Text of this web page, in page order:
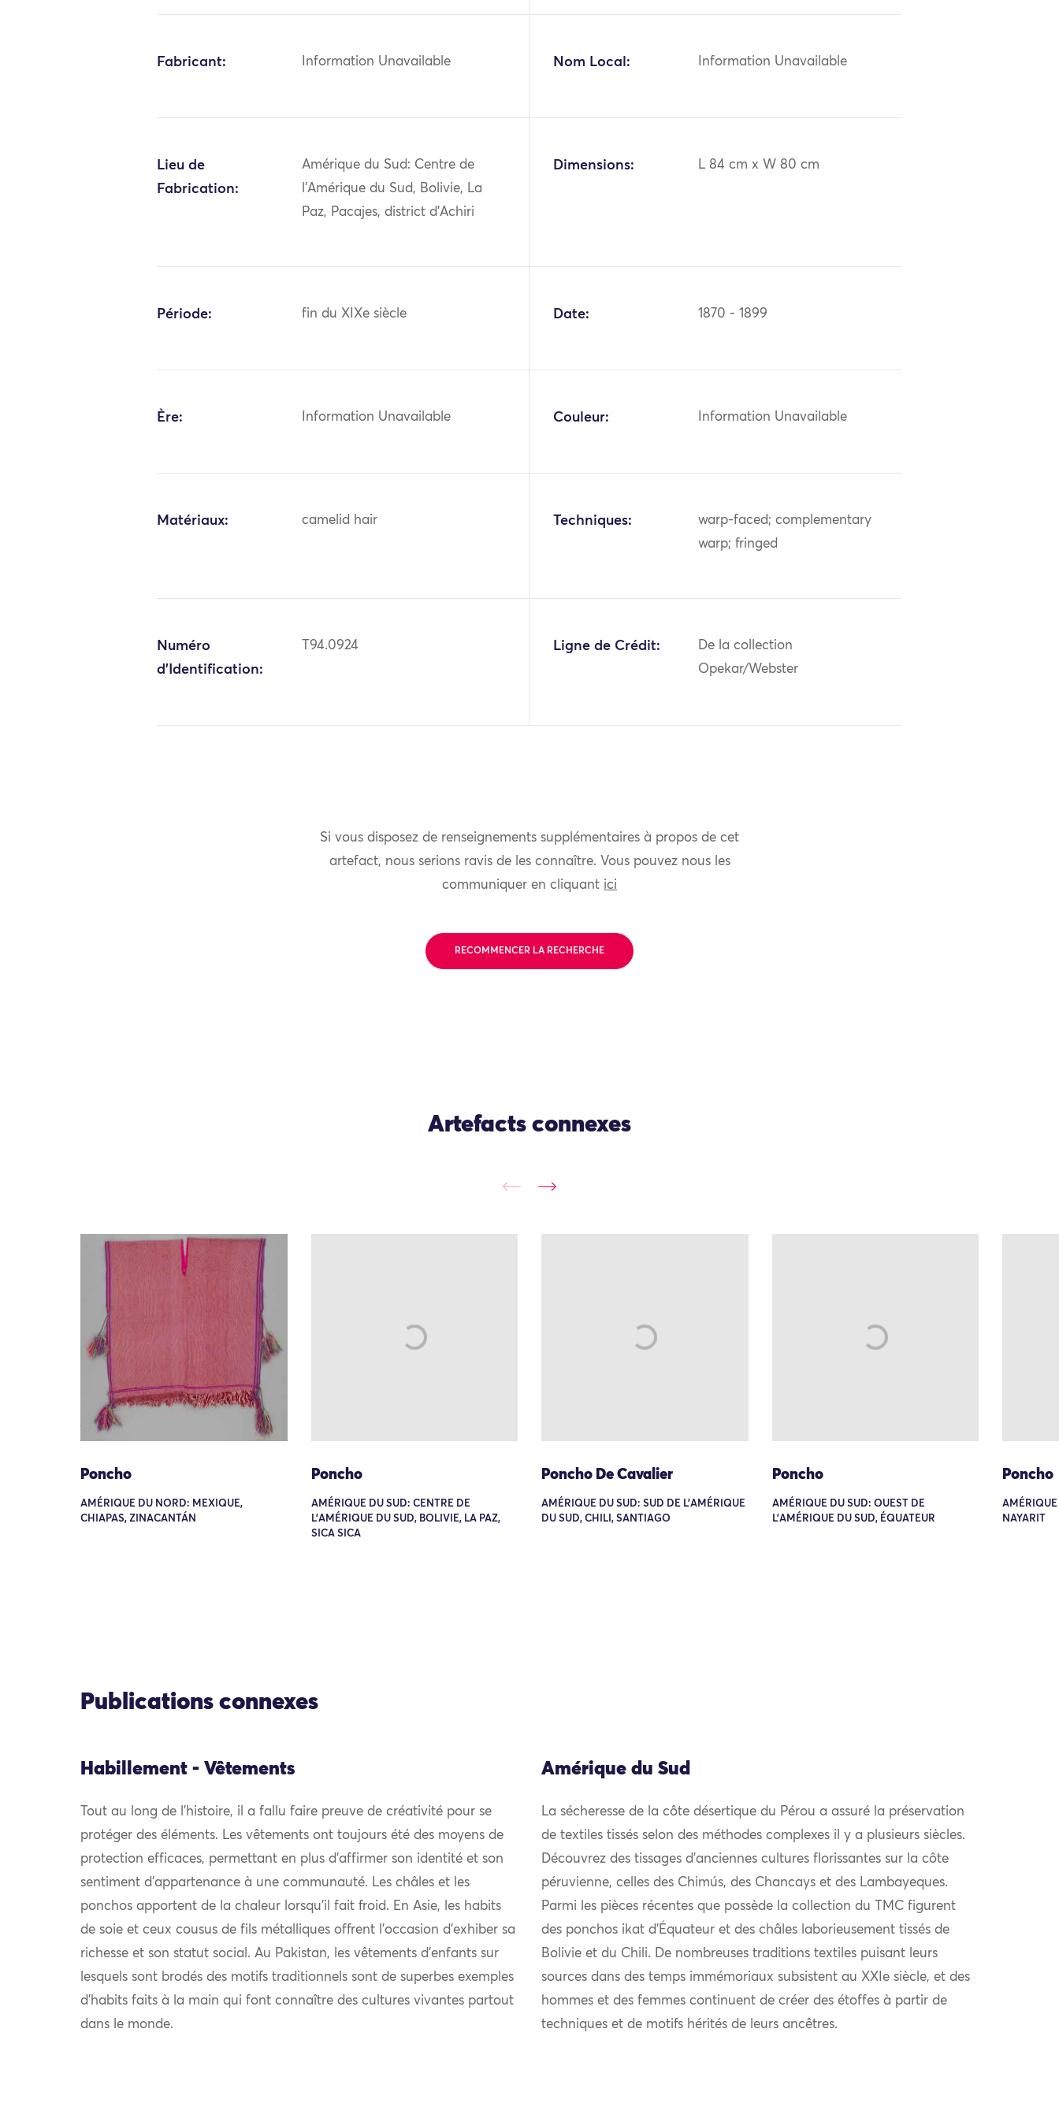
Fabricant: Information Unavailable Nom Local: Information Unavailable
Lieu de
Fabrication:
Amérique du Sud: Centre de
l'Amérique du Sud, Bolivie, La
Paz, Pacajes, district d'Achiri
Dimensions: L 84 cm x W 80 cm
Période: fin du XIXe siècle Date: 1870 - 1899
Ère: Information Unavailable Couleur: Information Unavailable
Matériaux: camelid hair Techniques:
warp-faced; complementary
warp; fringed
Numéro
d'Identification:
T94.0924 Ligne de Crédit:
De la collection
Opekar/Webster
Si vous disposez de renseignements supplémentaires à propos de cet
artefact, nous serions ravis de les connaître. Vous pouvez nous les
communiquer en cliquant ici
RECOMMENCER LA RECHERCHE
Artefacts connexes
Poncho
AMÉRIQUE DU NORD: MEXIQUE,
CHIAPAS, ZINACANTÁN
Poncho
AMÉRIQUE DU SUD: CENTRE DE
L'AMÉRIQUE DU SUD, BOLIVIE, LA PAZ,
SICA SICA
Poncho De Cavalier
AMÉRIQUE DU SUD: SUD DE L'AMÉRIQUE
DU SUD, CHILI, SANTIAGO
Poncho
AMÉRIQUE DU SUD: OUEST DE
L'AMÉRIQUE DU SUD, ÉQUATEUR
Poncho
NAYARIT
Publications connexes
Habillement - Vêtements
Tout au long de l’histoire, il a fallu faire preuve de créativité pour se
protéger des éléments. Les vêtements ont toujours été des moyens de
protection efficaces, permettant en plus d’affirmer son identité et son
sentiment d’appartenance à une communauté. Les châles et les
ponchos apportent de la chaleur lorsqu’il fait froid. En Asie, les habits
de soie et ceux cousus de fils métalliques offrent l’occasion d’exhiber sa
richesse et son statut social. Au Pakistan, les vêtements d’enfants sur
lesquels sont brodés des motifs traditionnels sont de superbes exemples
d’habits faits à la main qui font connaître des cultures vivantes partout
dans le monde.
Amérique du Sud
La sécheresse de la côte désertique du Pérou a assuré la préservation
de textiles tissés selon des méthodes complexes il y a plusieurs siècles.
Découvrez des tissages d’anciennes cultures florissantes sur la côte
péruvienne, celles des Chimús, des Chancays et des Lambayeques.
Parmi les pièces récentes que possède la collection du TMC figurent
des ponchos ikat d’Équateur et des châles laborieusement tissés de
Bolivie et du Chili. De nombreuses traditions textiles puisant leurs
sources dans des temps immémoriaux subsistent au XXIe siècle, et des
hommes et des femmes continuent de créer des étoffes à partir de
techniques et de motifs hérités de leurs ancêtres.